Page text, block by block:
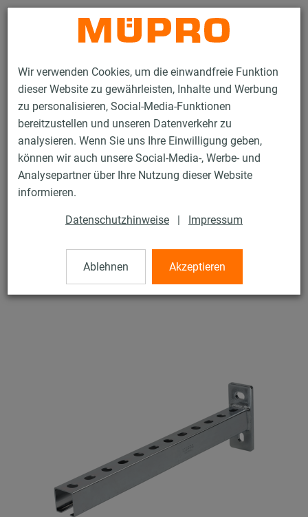
Wir verwenden Cookies, um die einwandfreie Funktion
dieser Website zu gewährleisten, Inhalte und Werbung
zu personalisieren, Social-Media-Funktionen
bereitzustellen und unseren Datenverkehr zu
analysieren. Wenn Sie uns Ihre Einwilligung geben,
können wir auch unsere Social-Media-, Werbe- und
Analysepartner über Ihre Nutzung dieser Website
informieren.
Datenschutzhinweise | Impressum
Ablehnen Akzeptieren
Kontakt
Produkte Befestigungstechnik
Installationsschienen
MPC-Schienenkonsolen
MPC-Schienenkonsolen
MPC-Schienenkonsole 38/40, Länge: 240 mm, verzinkt